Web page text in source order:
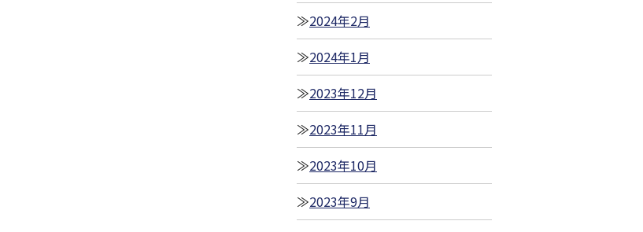
2024年2月
2024年1月
2023年12月
2023年11月
2023年10月
2023年9月